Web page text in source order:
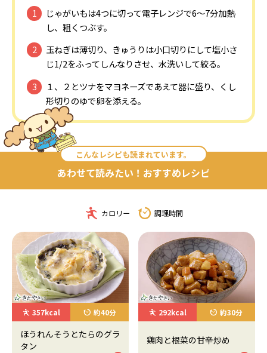
じゃがいもは4つに切って電子レンジで6～7分加熱
し、粗くつぶす。
玉ねぎは薄切り、きゅうりは小口切りにして塩小さ
じ1/2をふってしんなりさせ、水洗いして絞る。
１、２とツナをマヨネーズであえて器に盛り、くし
形切りのゆで卵を添える。
こんなレシピも読まれています。
あわせて読みたい！おすすめレシピ
カロリー 調理時間
357kcal 約40分
ほうれんそうとたらのグラ
タン
292kcal 約30分
鶏肉と根菜の甘辛炒め